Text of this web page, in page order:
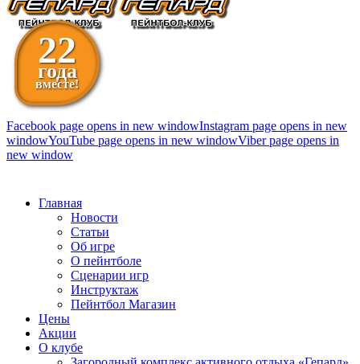
22
года
вместе!
Facebook page opens in new windowInstagram page opens in new
windowYouTube page opens in new windowViber page opens in
new window
Главная
Новости
Статьи
Об игре
О пейнтболе
Сценарии игр
Инструктаж
Пейнтбол Магазин
Цены
Акции
О клубе